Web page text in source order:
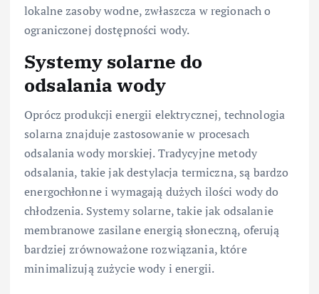
lokalne zasoby wodne, zwłaszcza w regionach o
ograniczonej dostępności wody.
Systemy solarne do
odsalania wody
Oprócz produkcji energii elektrycznej, technologia
solarna znajduje zastosowanie w procesach
odsalania wody morskiej. Tradycyjne metody
odsalania, takie jak destylacja termiczna, są bardzo
energochłonne i wymagają dużych ilości wody do
chłodzenia. Systemy solarne, takie jak odsalanie
membranowe zasilane energią słoneczną, oferują
bardziej zrównoważone rozwiązania, które
minimalizują zużycie wody i energii.